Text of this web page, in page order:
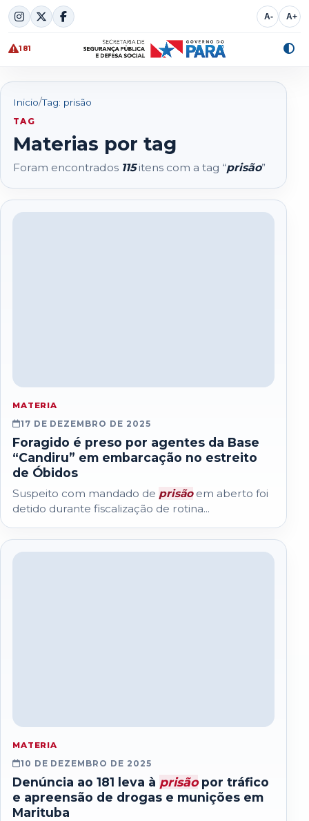
Skip
to
content
A- A+
181
Inicio/Tag: prisão
TAG
Materias por tag
Foram encontrados 115itens com a tag “prisão”
MATERIA
17 DE DEZEMBRO DE 2025
Foragido é preso por agentes da Base
“Candiru” em embarcação no estreito
de Óbidos
Suspeito com mandado de prisãoem aberto foi
detido durante fiscalização de rotina...
MATERIA
10 DE DEZEMBRO DE 2025
Denúncia ao 181 leva à prisãopor tráfico
e apreensão de drogas e munições em
Marituba